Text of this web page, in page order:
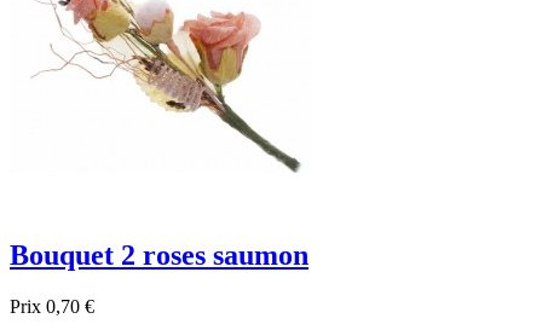
Bouquet 2 roses saumon
Prix 0,70 €